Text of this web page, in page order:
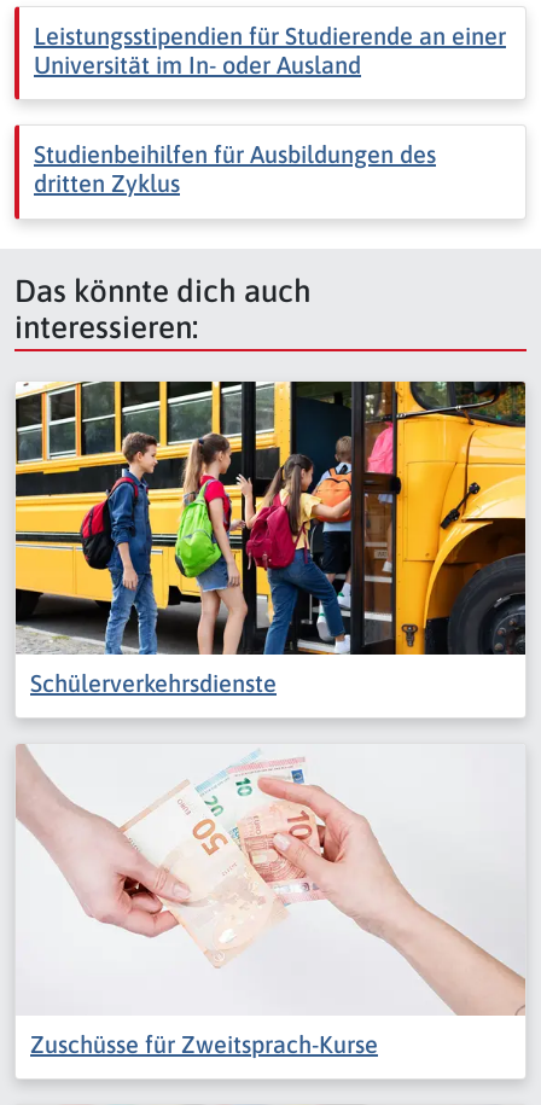
Leistungsstipendien für Studierende an einer
Universität im In- oder Ausland
Studienbeihilfen für Ausbildungen des
dritten Zyklus
Das könnte dich auch
interessieren:
Schülerverkehrsdienste
Zuschüsse für Zweitsprach-Kurse